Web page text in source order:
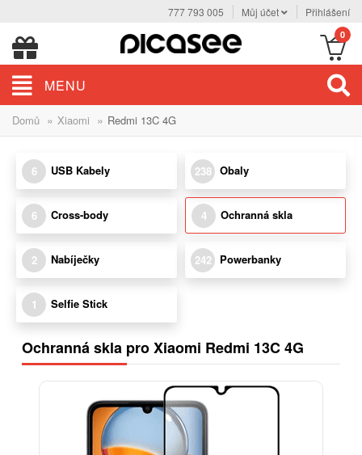
777 793 005 Můj účet Přihlášení
0
MENU
Domů » Xiaomi » Redmi 13C 4G
6 USB Kabely 238 Obaly
6 Cross-body 4 Ochranná skla
2 Nabíječky 242 Powerbanky
1 Selfie Stick
Ochranná skla pro Xiaomi Redmi 13C 4G